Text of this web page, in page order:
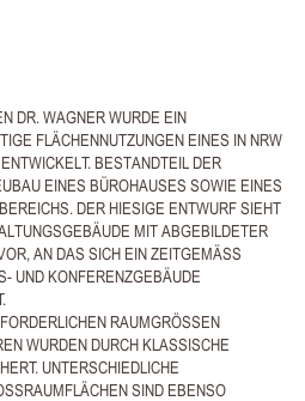
DR. WAGNER WURDE EIN
FLÄCHENNUTZUNGEN EINES IN NRW
BESTANDTEIL DER
EINES BÜROHAUSES SOWIE EINES
DER HIESIGE ENTWURF SIEHT
MIT ABGEBILDETER
AN DAS SICH EIN ZEITGEMÄSS
UND KONFERENZGEBÄUDE
RAUMGRÖSSEN
WURDEN DURCH KLASSISCHE
UNTERSCHIEDLICHE
SIND EBENSO